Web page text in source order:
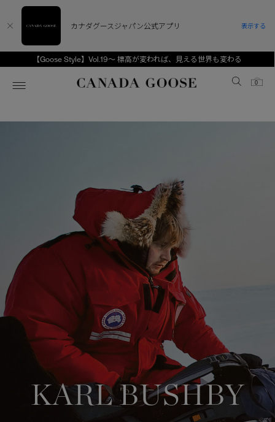
Style】Vol.19～ 標高が変われば、見える世界も変わる CANADA
Canada Goose
0
アンバサダー
スプリングコレクション
ベストセラー
サマー 26 コレクション
サマー 26 コレクションLOOK
日本限定モデル
スノーグース
メイドインジャパンTシャツ
アウターウェア
アパレル
ベストセラー
サマー 26 コレクション
サマー 26 コレクションLOOK
日本限定モデル
スノーグース
メイドインジャパンTシャツ
アウターウェア
アパレル
キッズ（2‐7歳)
ユース（6＋歳)
コレクション
CANADA GOOSE Generationsは、アウター
ウェアの下取り・再販を通じて、長く愛される製
品の価値を受け継いでいきます。
アーカイブの希少なピースもご覧いただけます。
詳しく見る
下取り申請
KARL BUSHBY
カナダグースジャパン公式アプリ 表示する